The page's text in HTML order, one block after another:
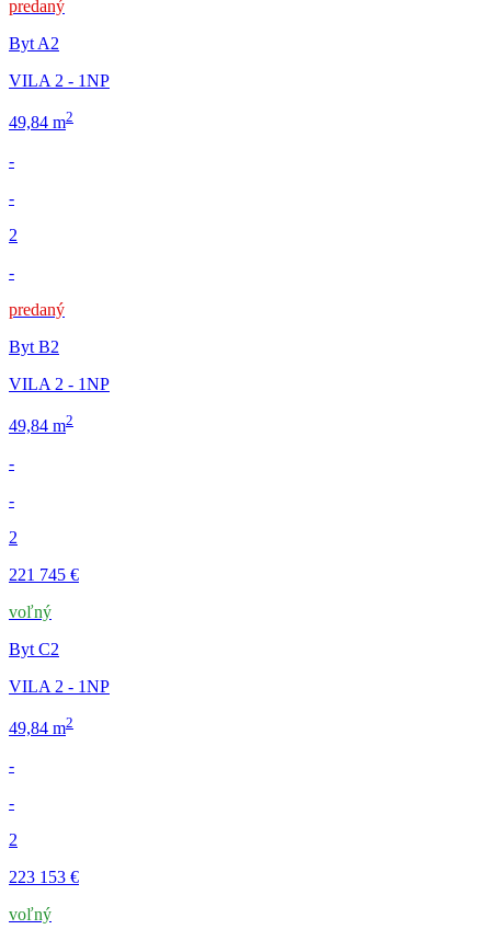
predaný
Byt A2
VILA 2 - 1NP
49,84 m2
-
-
2
-
predaný
Byt B2
VILA 2 - 1NP
49,84 m2
-
-
2
221 745 €
voľný
Byt C2
VILA 2 - 1NP
49,84 m2
-
-
2
223 153 €
voľný